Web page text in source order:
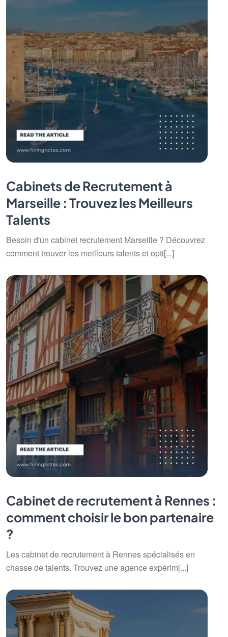
Cabinets de Recrutement à
Marseille : Trouvez les Meilleurs
Talents
Besoin d'un cabinet recrutement Marseille ? Découvrez
comment trouver les meilleurs talents et opti[...]
Cabinet de recrutement à Rennes :
comment choisir le bon partenaire
?
Les cabinet de recrutement à Rennes spécialisés en
chasse de talents. Trouvez une agence expérim[...]